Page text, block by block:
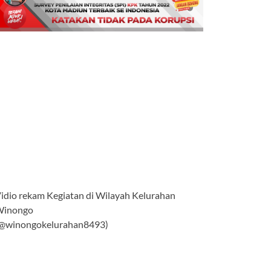
rekam Kegiatan di Wilayah Kelurahan